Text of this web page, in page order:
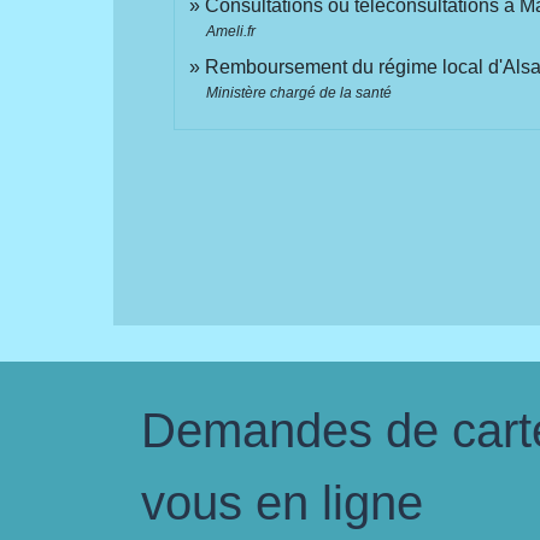
Consultations ou téléconsultations à
Ameli.fr
Remboursement du régime local
Ministère chargé de la santé
Demandes de
vous en ligne